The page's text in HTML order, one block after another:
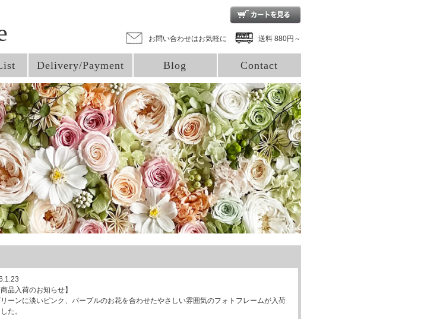
お問い合わせはお気軽に 送料 880円～
Delivery/Payment Blog Contact
商品入荷のお知らせ】
ーンに淡いピンク、パープルのお花を合わせたやさしい雰囲気のフォトフレームが入荷
た。